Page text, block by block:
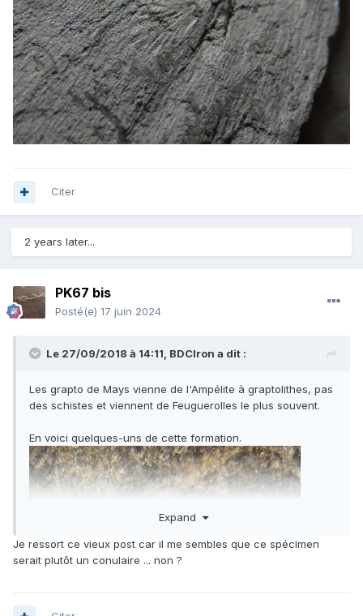
Citer
2 years later...
PK67 bis
Posté(e) 17 juin 2024
Le 27/09/2018 à 14:11, BDCIron a dit :
Les grapto de Mays vienne de l'Ampélite à graptolithes, pas
des schistes et viennent de Feuguerolles le plus souvent.
En voici quelques-uns de cette formation.
Expand
Je ressort ce vieux post car il me sembles que ce spécimen
serait plutôt un conulaire ... non ?